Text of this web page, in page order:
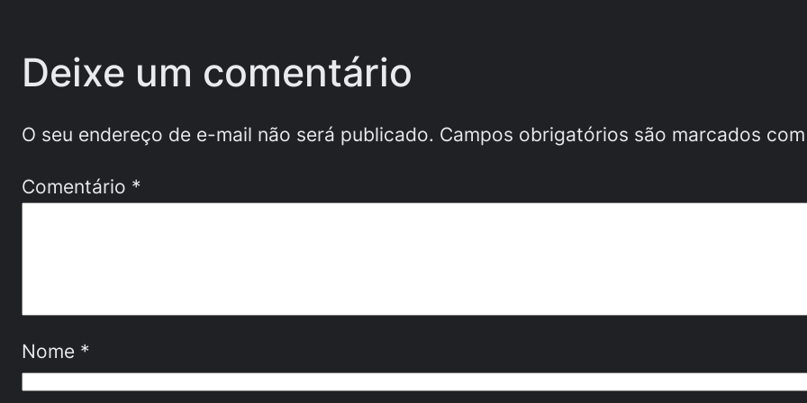
Deixe um comentário
O seu endereço de e-mail não será publicado. Campos obrigatórios são marcados
Comentário *
Nome *